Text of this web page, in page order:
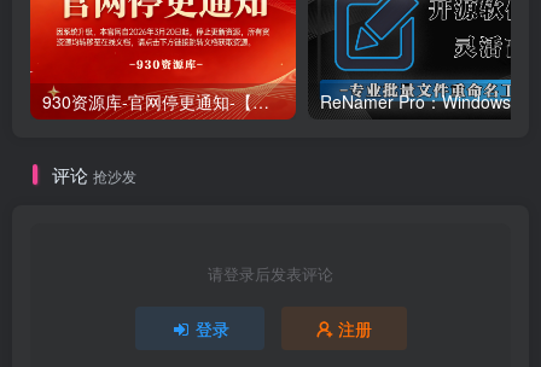
930资源库-官网停更通知-【换在线文档更新-每日更新】
评论 抢沙发
请登录后发表评论
登录 注册